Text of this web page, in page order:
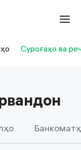
Суроғаҳо ва